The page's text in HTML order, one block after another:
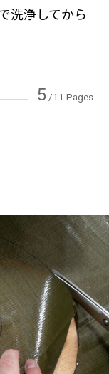
洗浄してから
5/11 Pages